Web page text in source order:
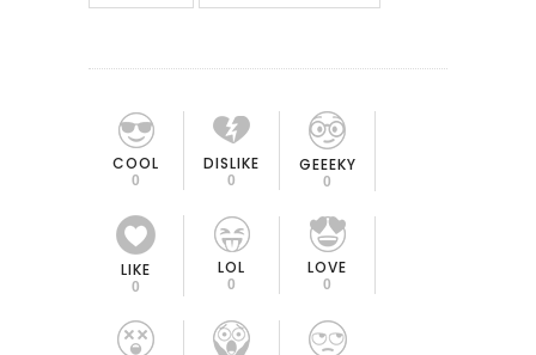
COOL
0
DISLIKE
0
GEEEKY
0
LIKE
0
LOL
0
LOVE
0